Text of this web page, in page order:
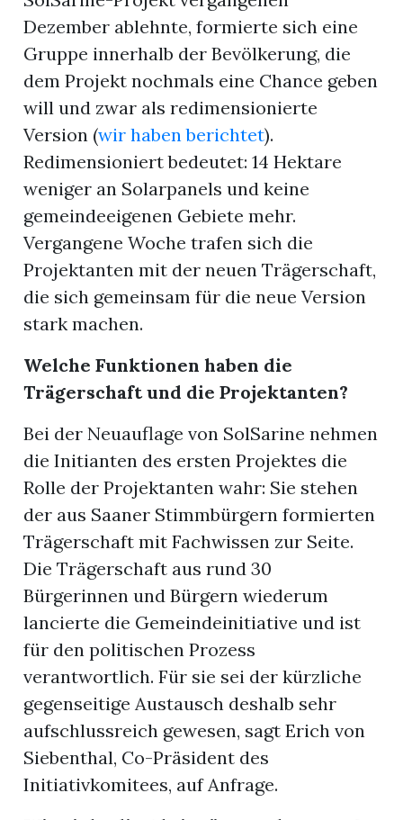
Dezember ablehnte, formierte sich eine
Gruppe innerhalb der Bevölkerung, die
dem Projekt nochmals eine Chance geben
will und zwar als redimensionierte
Version (wir haben berichtet).
Redimensioniert bedeutet: 14 Hektare
weniger an Solarpanels und keine
gemeindeeigenen Gebiete mehr.
Vergangene Woche trafen sich die
Projektanten mit der neuen Trägerschaft,
die sich gemeinsam für die neue Version
stark machen.
Welche Funktionen haben die
Trägerschaft und die Projektanten?
Bei der Neuauflage von SolSarine nehmen
die Initianten des ersten Projektes die
Rolle der Projektanten wahr: Sie stehen
der aus Saaner Stimmbürgern formierten
Trägerschaft mit Fachwissen zur Seite.
Die Trägerschaft aus rund 30
Bürgerinnen und Bürgern wiederum
lancierte die Gemeindeinitiative und ist
für den politischen Prozess
verantwortlich. Für sie sei der kürzliche
gegenseitige Austausch deshalb sehr
aufschlussreich gewesen, sagt Erich von
Siebenthal, Co-Präsident des
Initiativkomitees, auf Anfrage.